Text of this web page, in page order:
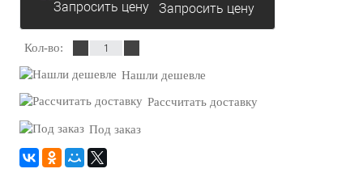
Запросить цену
Кол-во:
Нашли дешевле
Рассчитать доставку
Под заказ